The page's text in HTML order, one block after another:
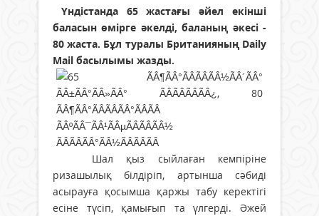
Үндістанда 65 жастағы әйел екінші
баласын өмірге әкелді, баланың әкесі -
80 жаста. Бұл туралы Британияның Daily
Mail басылымы жазды.
Шал қыз сыйлаған кемпіріне
ризашылық білдіріп, артынша сәбиді
асырауға қосымша қаржы табу керектігі
есіне түсіп, қамығып та үлгерді. Әжей